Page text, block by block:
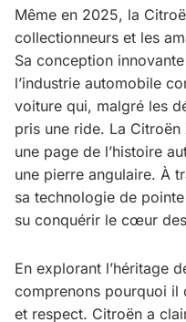
Même en 2025, la
collectionneurs et les
Sa conception
l’industrie automobile
voiture qui, malgré les
pris une ride. La Citroën
une page de l’histoire
une pierre angulaire. À
sa technologie de
su conquérir le cœur
En explorant l’héritage
comprenons pourquoi il
et respect. Citroën a